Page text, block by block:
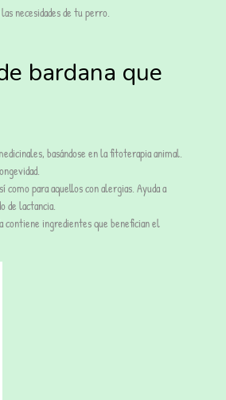
necesidades de tu perro.
bardana que
basándose en la fitoterapia animal.
como para aquellos con alergias. Ayuda a
de lactancia.
contiene ingredientes que benefician el